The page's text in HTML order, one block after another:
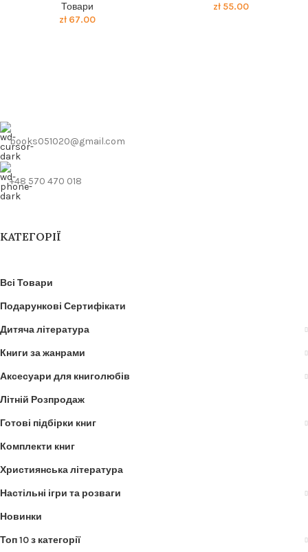
Товари
zł67.00
zł 55.00
books051020@gmail.com
+48 570 470 018
КАТЕГОРІЇ
Всі Товари
Подарункові Сертифікати
Дитяча література
Книги за жанрами
Аксесуари для книголюбів
Літній Розпродаж
Готові підбірки книг
Комплекти книг
Християнська література
Настільні ігри та розваги
Новинки
Топ 10 з категорії